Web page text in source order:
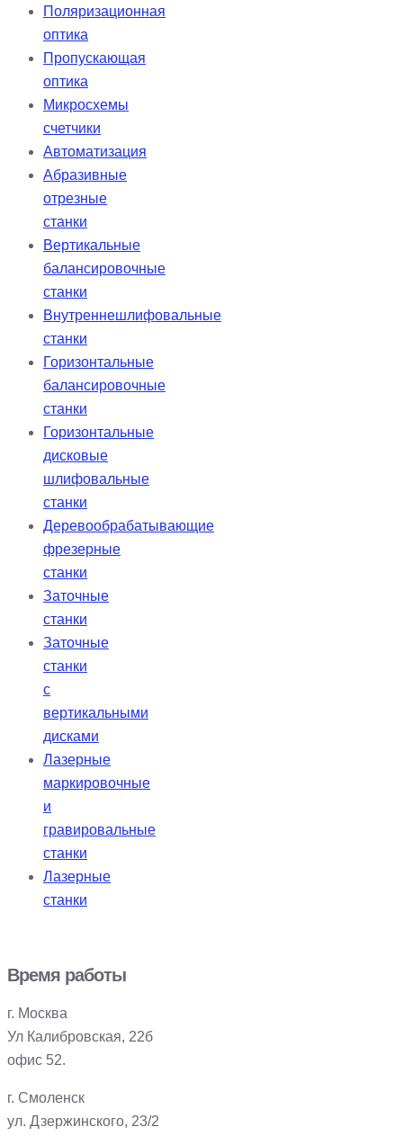
Поляризационная
оптика
Пропускающая
оптика
Микросхемы
счетчики
Автоматизация
Абразивные
отрезные
станки
Вертикальные
балансировочные
станки
Внутреннешлифовальные
станки
Горизонтальные
балансировочные
станки
Горизонтальные
дисковые
шлифовальные
станки
Деревообрабатывающие
фрезерные
станки
Заточные
станки
Заточные
станки
с
вертикальными
дисками
Лазерные
маркировочные
и
гравировальные
станки
Лазерные
станки
Время работы
г. Москва
Ул Калибровская, 22б
офис 52.
г. Смоленск
ул. Дзержинского, 23/2